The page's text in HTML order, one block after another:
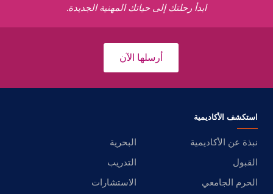
ابدأ رحلتك إلى حياتك المهنية الجديدة.
أرسلها الآن
استكشف الأكاديمية
نبذة عن الأكاديمية
البحرية
القبول
التدريب
الحرم الجامعي
الاستشارات